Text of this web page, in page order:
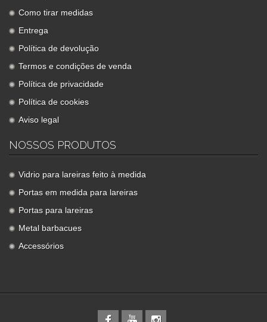
Como tirar medidas
Entrega
Política de devolução
Termos e condições de venda
Política de privacidade
Política de cookies
Aviso legal
NOSSOS PRODUTOS
Vidrio para lareiras feito à medida
Portas em medida para lareiras
Portas para lareiras
Metal barbacues
Accessórios